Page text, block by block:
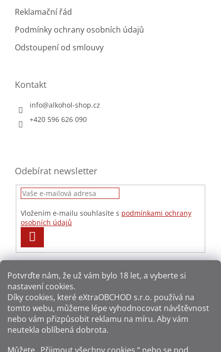
Potvrďte nám​​, že už vám bylo 18 let, a vyberte si
nastavení cookies.
Díky cookies, které eXtraOBCHOD s.r.o. používá na
tomto webu, můžeme lépe vyhodnocovat návštěvnost
nebo vám přizpůsobit reklamu na míru. Aby vám
neutekla oblíbená dobrota.
Reklamační řád
Podmínky ochrany osobních údajů
Odstoupení od smlouvy
Kontakt
info@alkohol-shop.cz
+420 596 626 090
Odebírat newsletter
Vložením e-mailu souhlasíte s podmínkami ochrany
osobních údajů
SE
Způsoby dopravy: